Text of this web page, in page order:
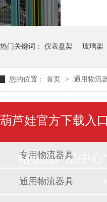
热门关键词： 仪表盘架 玻璃架
您的位置： 首页 > 通用物流
葫芦娃官方下载入
站物流产品中心
专用物流器具
通用物流器具